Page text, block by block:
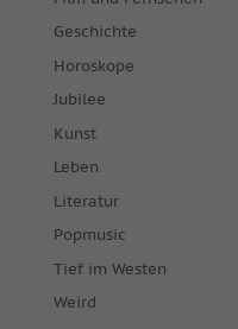
Geschichte
Horoskope
Jubilee
Kunst
Leben
Literatur
Popmusic
Tief im Westen
Weird